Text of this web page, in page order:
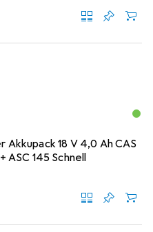
Akkupack 18 V 4,0 Ah CAS
ASC 145 Schnell